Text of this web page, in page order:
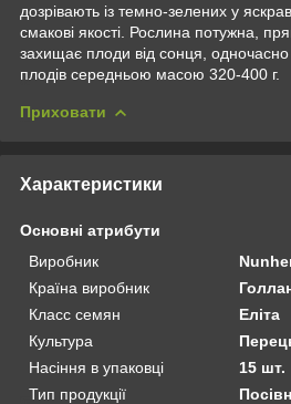
дозрівають із темно-зелених у
смакові якості. Рослина потужна,
захищає плоди від сонця,
плодів середньою масою 320-400 г.
Приховати
Характеристики
Основні атрибути
Виробник
Країна виробник
Класс семян
Еліта
Культура
Насіння в упаковці
15 шт.
Тип продукції